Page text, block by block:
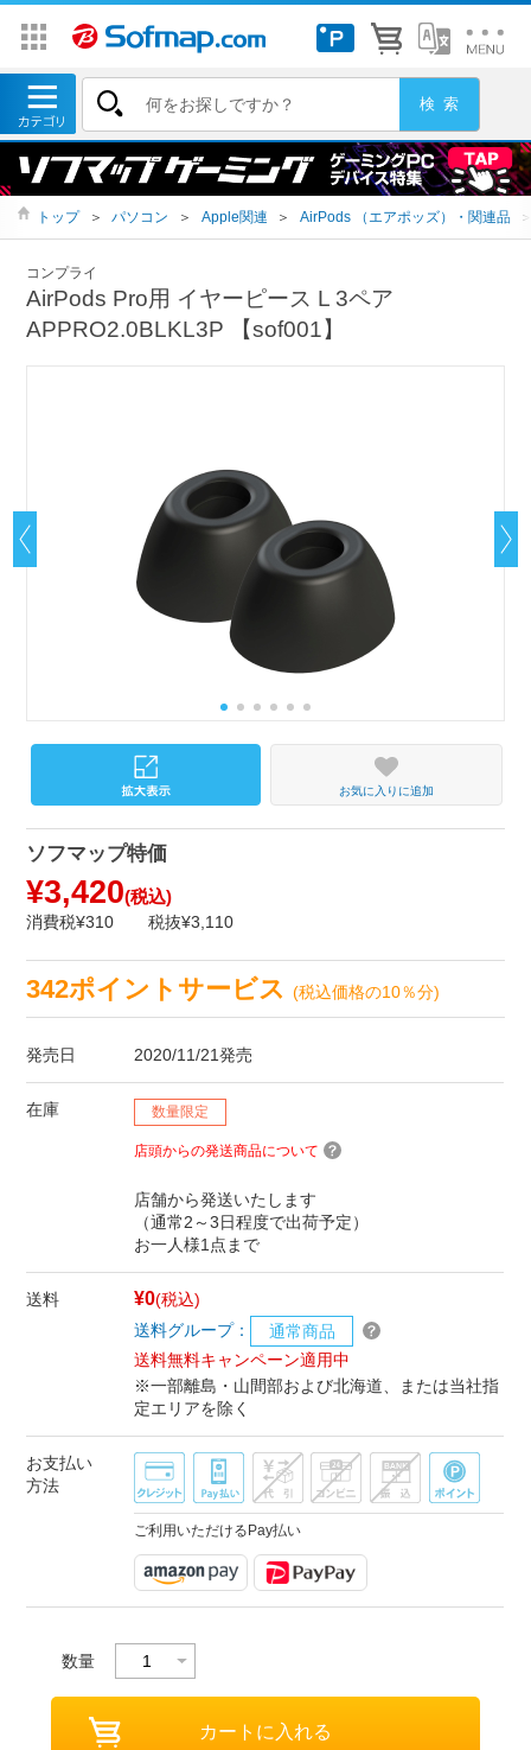
トップ ＞ パソコン ＞ Apple関連 ＞ AirPods （エアポッズ）・関連品
コンプライ
AirPods Pro用 イヤーピース L 3ペア
APPRO2.0BLKL3P 【sof001】
お気に入りに追加
ソフマップ特価
¥3,420(税込)
消費税¥310 税抜¥3,110
342ポイントサービス(税込価格の10％分)
発売日 2020/11/21発売
在庫 数量限定
店頭からの発送商品について
店舗から発送いたします
（通常2～3日程度で出荷予定）
お一人様1点まで
送料 ¥0(税込)
送料グループ：
通常商品
送料無料キャンペーン適用中
※一部離島・山間部および北海道、または当社指
定エリアを除く
お支払い
方法
ご利用いただけるPay払い
数量